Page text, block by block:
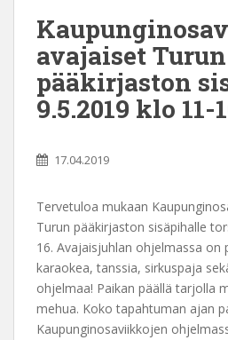
avajaiset Turun
pääkirjaston
9.5.2019 klo 11-
17.04.2019
Tervetuloa mukaan
Turun pääkirjaston sisäpihalle
16. Avajaisjuhlan ohjelmassa on
karaokea, tanssia, sirkuspaja
ohjelmaa! Paikan päällä tarjolla
mehua. Koko tapahtuman ajan
Kaupunginosaviikkojen